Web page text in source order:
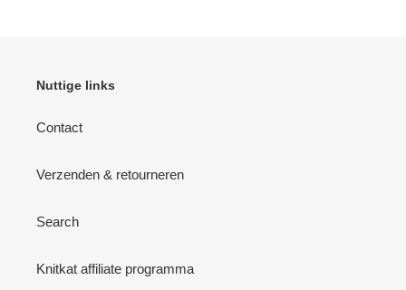
Nuttige links
Contact
Verzenden & retourneren
Search
Knitkat affiliate programma